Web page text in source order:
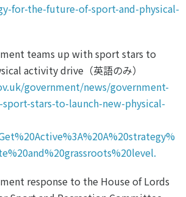
for-the-future-of-sport-and-physical-
teams up with sport stars to
activity drive（英語のみ）
government/news/government-
stars-to-launch-new-physical-
response to the House of Lords